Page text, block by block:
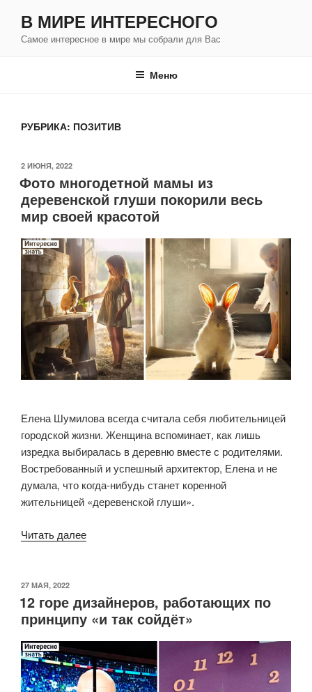
содержимому
В МИРЕ ИНТЕРЕСНОГО
Самое интересное в мире мы собрали для Вас
Меню
РУБРИКА: ПОЗИТИВ
ОПУБЛИКОВАНО
2 ИЮНЯ, 2022
Фото многодетной мамы из
деревенской глуши покорили весь
мир своей красотой
Елена Шумилова всегда считала себя любительницей
городской жизни. Женщина вспоминает, как лишь
изредка выбиралась в деревню вместе с родителями.
Востребованный и успешный архитектор, Елена и не
думала, что когда-нибудь станет коренной
жительницей «деревенской глуши».
Читать далее«Фото
деревенской
глуши
весь
мир
своей
ОПУБЛИКОВАНО
27 МАЯ, 2022
12 горе дизайнеров, работающих по
принципу «и так сойдёт»